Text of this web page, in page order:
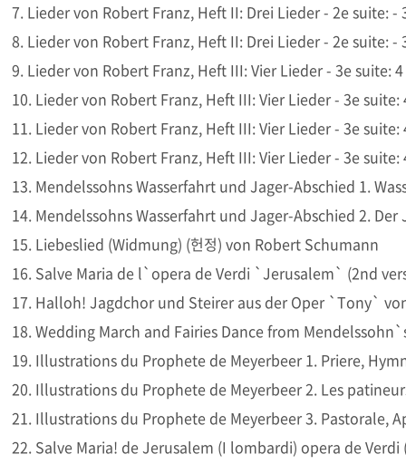
7. Lieder von Robert Franz, Heft II: Drei Lieder - 2e suite: -
8. Lieder von Robert Franz, Heft II: Drei Lieder - 2e suite: -
9. Lieder von Robert Franz, Heft III: Vier Lieder - 3e
10. Lieder von Robert Franz, Heft III: Vier Lieder - 3e
11. Lieder von Robert Franz, Heft III: Vier Lieder - 3e
12. Lieder von Robert Franz, Heft III: Vier Lieder - 3e
13. Mendelssohns Wasserfahrt und Jager-Abschied 1.
14. Mendelssohns Wasserfahrt und Jager-Abschied 2. Der
15. Liebeslied (Widmung) (헌정) von Robert Schumann
16. Salve Maria de l`opera de Verdi `Jerusalem` (2nd
17. Halloh! Jagdchor und Steirer aus der Oper `Tony` von
18. Wedding March and Fairies Dance from
19. Illustrations du Prophete de Meyerbeer 1. Priere,
20. Illustrations du Prophete de Meyerbeer 2. Les
21. Illustrations du Prophete de Meyerbeer 3. Pastorale,
22. Salve Maria! de Jerusalem (I lombardi) opera de Verdi